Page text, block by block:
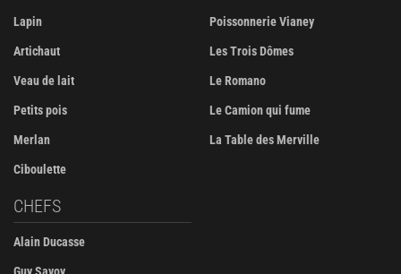
Lapin
Artichaut
Veau de lait
Petits pois
Merlan
Ciboulette
Poissonnerie Vianey
Les Trois Dômes
Le Romano
Le Camion qui fume
La Table des Merville
CHEFS
Alain Ducasse